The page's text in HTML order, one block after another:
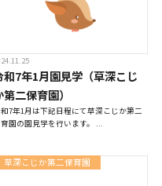
和7年1月園見学（草深こじ
第二保育園）
7年1月は下記日程にて草深こじか第二
園の園見学を行います。 ...
草深こじか第二保育園